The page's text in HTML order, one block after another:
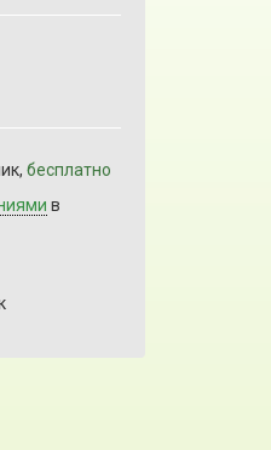
бесплатно
в